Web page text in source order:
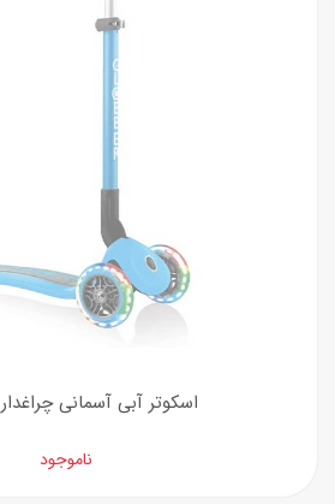
اسکوتر آبی آسمانی چراغدار Globber
ناموجود